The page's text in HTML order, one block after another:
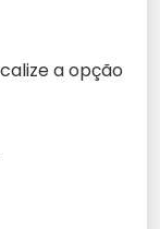
a opção